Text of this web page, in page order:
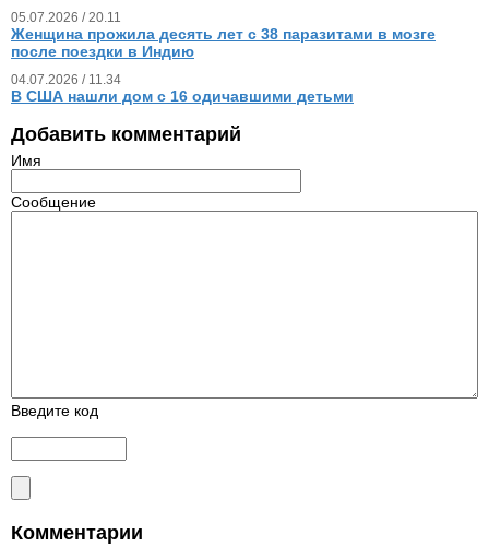
05.07.2026 / 20.11
Женщина прожила десять лет с 38 паразитами в мозге
после поездки в Индию
04.07.2026 / 11.34
В США нашли дом с 16 одичавшими детьми
Добавить комментарий
Имя
Сообщение
Введите код
Комментарии